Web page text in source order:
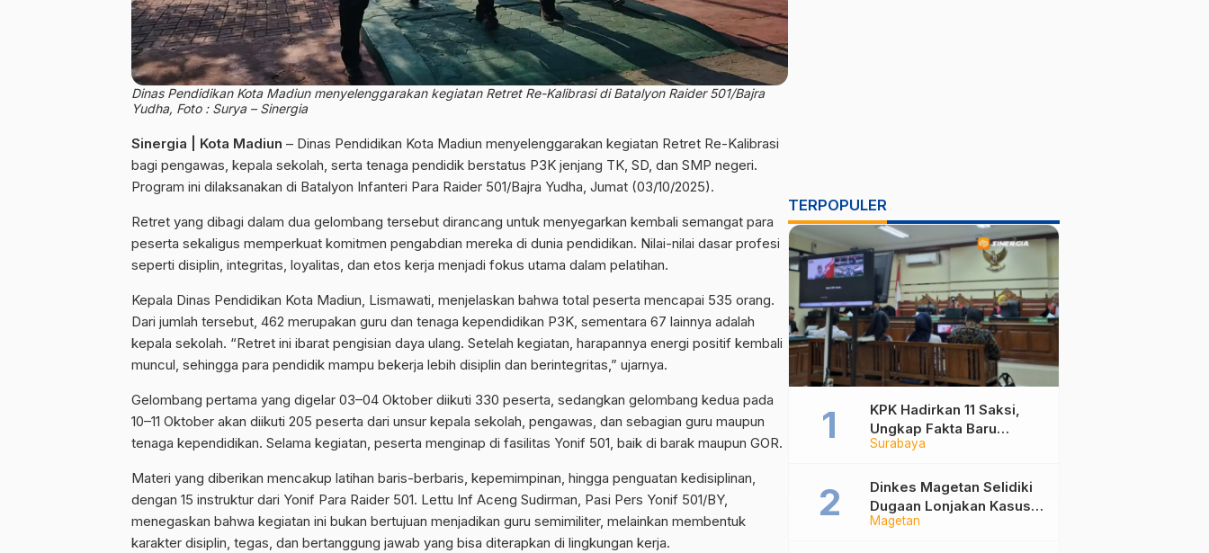
Dinas Pendidikan Kota Madiun menyelenggarakan kegiatan Retret Re-Kalibrasi di Batalyon Raider 501/Bajra
Yudha, Foto : Surya – Sinergia
Sinergia | Kota Madiun – Dinas Pendidikan Kota Madiun menyelenggarakan kegiatan Retret Re-Kalibrasi
bagi pengawas, kepala sekolah, serta tenaga pendidik berstatus P3K jenjang TK, SD, dan SMP negeri.
Program ini dilaksanakan di Batalyon Infanteri Para Raider 501/Bajra Yudha, Jumat (03/10/2025).
Retret yang dibagi dalam dua gelombang tersebut dirancang untuk menyegarkan kembali semangat para
peserta sekaligus memperkuat komitmen pengabdian mereka di dunia pendidikan. Nilai-nilai dasar profesi
seperti disiplin, integritas, loyalitas, dan etos kerja menjadi fokus utama dalam pelatihan.
Kepala Dinas Pendidikan Kota Madiun, Lismawati, menjelaskan bahwa total peserta mencapai 535 orang.
Dari jumlah tersebut, 462 merupakan guru dan tenaga kependidikan P3K, sementara 67 lainnya adalah
kepala sekolah. “Retret ini ibarat pengisian daya ulang. Setelah kegiatan, harapannya energi positif kembali
muncul, sehingga para pendidik mampu bekerja lebih disiplin dan berintegritas,” ujarnya.
Gelombang pertama yang digelar 03–04 Oktober diikuti 330 peserta, sedangkan gelombang kedua pada
10–11 Oktober akan diikuti 205 peserta dari unsur kepala sekolah, pengawas, dan sebagian guru maupun
tenaga kependidikan. Selama kegiatan, peserta menginap di fasilitas Yonif 501, baik di barak maupun GOR.
Materi yang diberikan mencakup latihan baris-berbaris, kepemimpinan, hingga penguatan kedisiplinan,
dengan 15 instruktur dari Yonif Para Raider 501. Lettu Inf Aceng Sudirman, Pasi Pers Yonif 501/BY,
menegaskan bahwa kegiatan ini bukan bertujuan menjadikan guru semimiliter, melainkan membentuk
karakter disiplin, tegas, dan bertanggung jawab yang bisa diterapkan di lingkungan kerja.
TERPOPULER
Surabaya
KPK Hadirkan 11 Saksi,
Ungkap Fakta Baru
Sidang Korupsi Wali Kota
Magetan
Dinkes Magetan Selidiki
Dugaan Lonjakan Kasus
Diare di Lembeyan,